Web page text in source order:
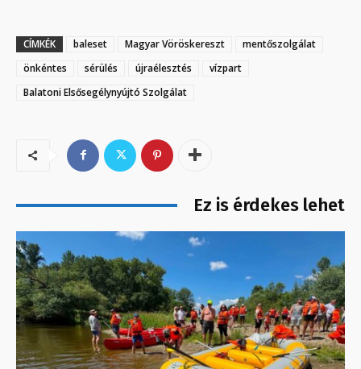
CÍMKÉK baleset Magyar Vöröskereszt
mentőszolgálat
önkéntes
sérülés újraélesztés
vízpart
Balatoni Elsősegélynyújtó Szolgálat
Ez is érdekes lehet